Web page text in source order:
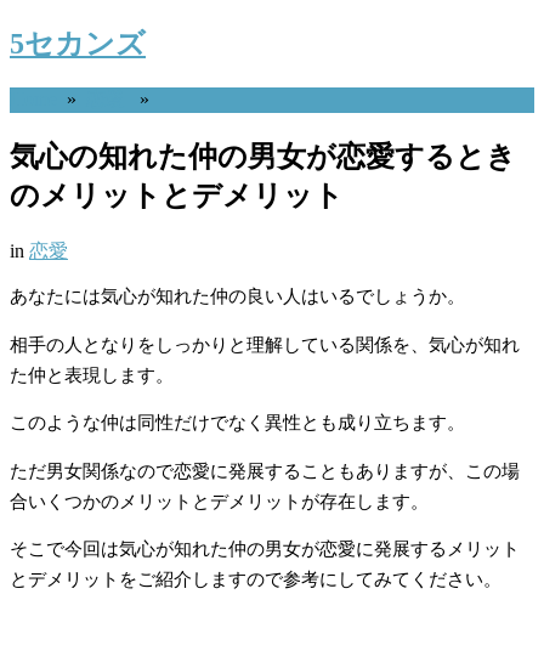
5セカンズ
» »
気心の知れた仲の男女が恋愛するとき
のメリットとデメリット
in 恋愛
あなたには気心が知れた仲の良い人はいるでしょうか。
相手の人となりをしっかりと理解している関係を、気心が知れ
た仲と表現します。
このような仲は同性だけでなく異性とも成り立ちます。
ただ男女関係なので恋愛に発展することもありますが、この場
合いくつかのメリットとデメリットが存在します。
そこで今回は気心が知れた仲の男女が恋愛に発展するメリット
とデメリットをご紹介しますので参考にしてみてください。